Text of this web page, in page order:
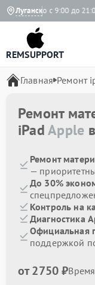
Луганск
Ежедневно с 9:00 до 21:00
REMSUPPORT
Главная Ремонт
Ремонт
iPadApple
Ремонт
—
До 30%
Контроль на
Диагностика
Официальная
поддержкой
от 2750 ₽